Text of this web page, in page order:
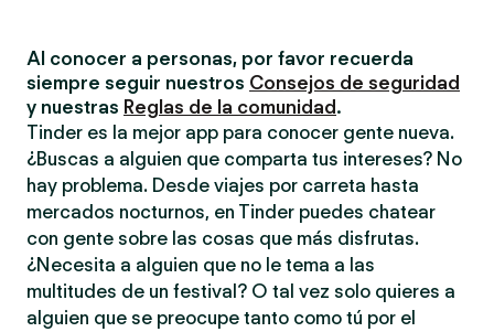
Al conocer a personas, por favor recuerda
siempre seguir nuestros Consejos de seguridad
y nuestras Reglas de la comunidad .
Tinder es la mejor app para conocer gente nueva.
¿Buscas a alguien que comparta tus intereses? No
hay problema. Desde viajes por carreta hasta
mercados nocturnos, en Tinder puedes chatear
con gente sobre las cosas que más disfrutas.
¿Necesita a alguien que no le tema a las
multitudes de un festival? O tal vez solo quieres a
alguien que se preocupe tanto como tú por el